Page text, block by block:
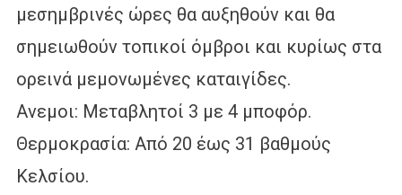
μεσημβρινές ώρες θα αυξηθούν και θα
σημειωθούν τοπικοί όμβροι και κυρίως στα
ορεινά μεμονωμένες καταιγίδες.
Ανεμοι: Μεταβλητοί 3 με 4 μποφόρ.
Θερμοκρασία: Από 20 έως 31 βαθμούς
Κελσίου.